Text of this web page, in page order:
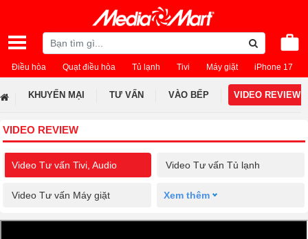
Điều hòa Quạt điều hòa Tủ lạnh Tivi Máy giặt iPhone 17
KHUYẾN MẠI TƯ VẤN VÀO BẾP VIDEO REVIEW
VIDEO REVIEW
Video Tư vấn Tivi, Audio Video Tư vấn Tủ lạnh
Video Tư vấn Máy giặt Xem thêm